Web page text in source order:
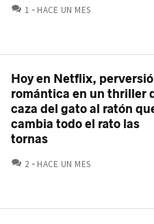
1 COMENTARIOS
HACE UN MES
Hoy en Netflix,
romántica en un thriller
caza del gato al ratón
cambia todo el rato las
tornas
2 COMENTARIOS
HACE UN MES